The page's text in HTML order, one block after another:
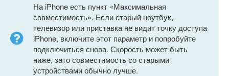
На iPhone есть пункт «Максимальная
совместимость». Если старый ноутбук,
телевизор или приставка не видит точку доступа
iPhone, включите этот параметр и попробуйте
подключиться снова. Скорость может быть
ниже, зато совместимость со старыми
устройствами обычно лучше.